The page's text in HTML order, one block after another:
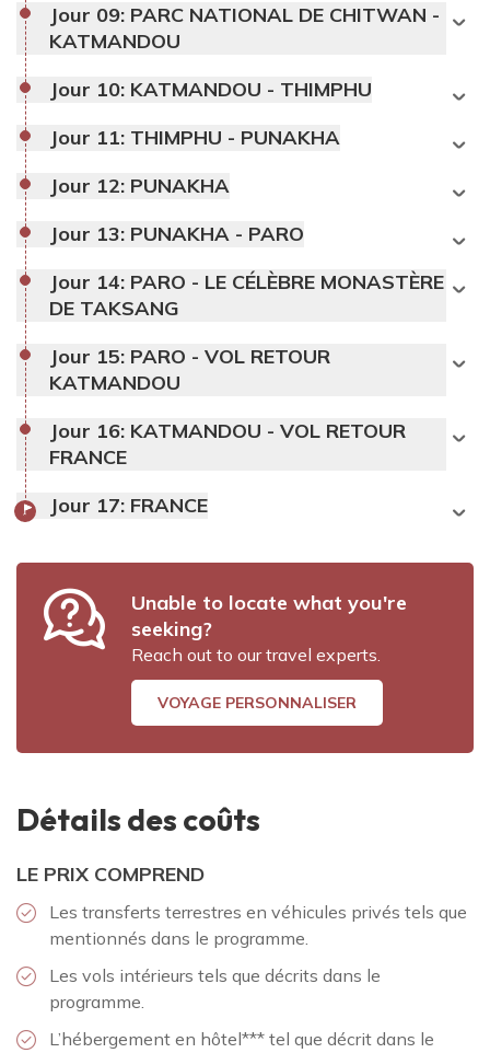
Jour 09: PARC NATIONAL DE CHITWAN -
KATMANDOU
Jour 10: KATMANDOU - THIMPHU
Jour 11: THIMPHU - PUNAKHA
Jour 12: PUNAKHA
Jour 13: PUNAKHA - PARO
Jour 14: PARO - LE CÉLÈBRE MONASTÈRE
DE TAKSANG
Jour 15: PARO - VOL RETOUR
KATMANDOU
Jour 16: KATMANDOU - VOL RETOUR
FRANCE
Jour 17: FRANCE
Unable to locate what you're
seeking?
Reach out to our travel experts.
VOYAGE PERSONNALISER
Détails des coûts
LE PRIX COMPREND
Les transferts terrestres en véhicules privés tels que
mentionnés dans le programme.
Les vols intérieurs tels que décrits dans le
programme.
L’hébergement en hôtel*** tel que décrit dans le